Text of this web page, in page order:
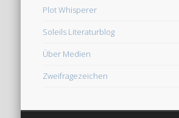
Plot Whisperer
Soleils Literaturblog
Über Medien
Zweifragezeichen